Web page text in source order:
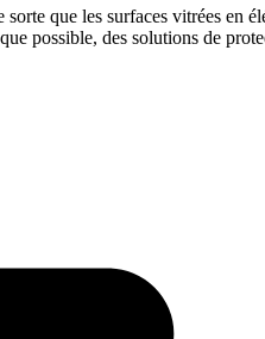
que les surfaces vitrées
possible, des solutions de